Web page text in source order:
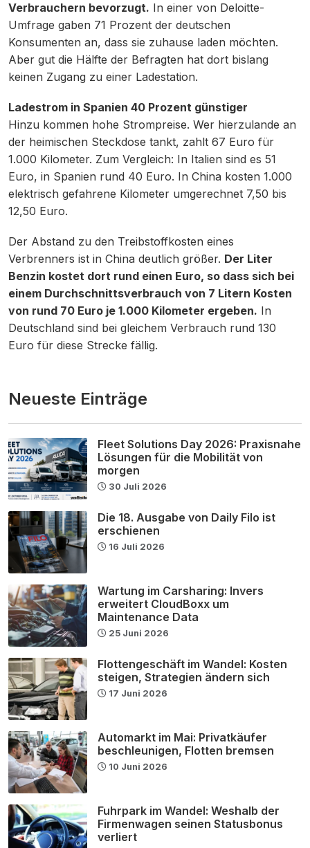
Verbrauchern bevorzugt. In einer von Deloitte-
Umfrage gaben 71 Prozent der deutschen
Konsumenten an, dass sie zuhause laden möchten.
Aber gut die Hälfte der Befragten hat dort bislang
keinen Zugang zu einer Ladestation.
Ladestrom in Spanien 40 Prozent günstiger
Hinzu kommen hohe Strompreise. Wer hierzulande an
der heimischen Steckdose tankt, zahlt 67 Euro für
1.000 Kilometer. Zum Vergleich: In Italien sind es 51
Euro, in Spanien rund 40 Euro. In China kosten 1.000
elektrisch gefahrene Kilometer umgerechnet 7,50 bis
12,50 Euro.
Der Abstand zu den Treibstoffkosten eines
Verbrenners ist in China deutlich größer. Der Liter
Benzin kostet dort rund einen Euro, so dass sich bei
einem Durchschnittsverbrauch von 7 Litern Kosten
von rund 70 Euro je 1.000 Kilometer ergeben. In
Deutschland sind bei gleichem Verbrauch rund 130
Euro für diese Strecke fällig.
Neueste Einträge
Fleet Solutions Day 2026: Praxisnahe
Lösungen für die Mobilität von
morgen
30 Juli 2026
Die 18. Ausgabe von Daily Filo ist
erschienen
16 Juli 2026
Wartung im Carsharing: Invers
erweitert CloudBoxx um
Maintenance Data
25 Juni 2026
Flottengeschäft im Wandel: Kosten
steigen, Strategien ändern sich
17 Juni 2026
Automarkt im Mai: Privatkäufer
beschleunigen, Flotten bremsen
10 Juni 2026
Fuhrpark im Wandel: Weshalb der
Firmenwagen seinen Statusbonus
verliert